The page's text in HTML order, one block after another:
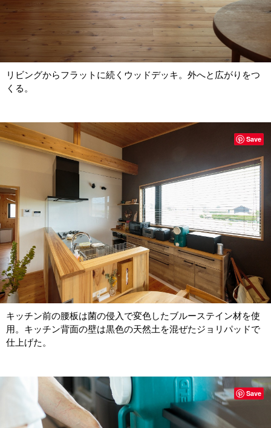
リビングからフラットに続くウッドデッキ。外へと広がりをつ
くる。
キッチン前の腰板は菌の侵入で変色したブルーステイン材を使
用。キッチン背面の壁は黒色の天然土を混ぜたジョリパッドで
仕上げた。
Save
Save